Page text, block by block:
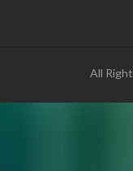
All